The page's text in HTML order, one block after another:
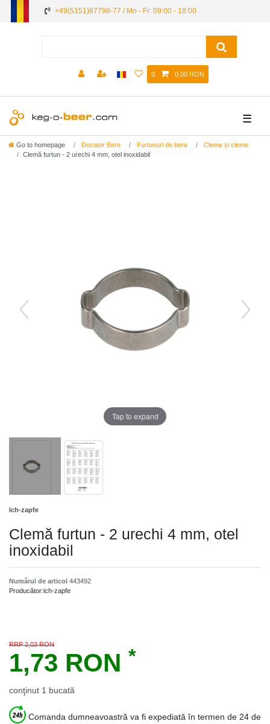
+49(5151)87798-77 / Mo - Fr: 09:00 - 18:00
0 0,00 RON
☰
Go to homepage Dozator Bere Furtunuri de bere
Cleme și cleme
Clemă furtun - 2 urechi 4 mm, otel inoxidabil
Tap to expand
Ich-zapfe
Clemă furtun - 2 urechi 4 mm, otel
inoxidabil
Numărul de articol 443492
Producător:ich-zapfe
RRP 2,03 RON
1,73 RON *
conţinut 1 bucată
Comanda dumneavoastră va fi expediată în termen de 24 de